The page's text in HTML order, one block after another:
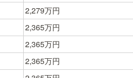
2,279万円
2,365万円
2,365万円
2,365万円